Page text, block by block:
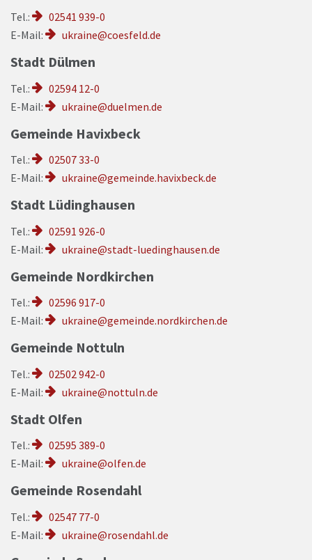
Tel.:
02541 939-0
E-Mail:
ukraine@coesfeld.de
Stadt Dülmen
Tel.:
02594 12-0
E-Mail:
ukraine@duelmen.de
Gemeinde Havixbeck
Tel.:
02507 33-0
E-Mail:
ukraine@gemeinde.havixbeck.de
Stadt Lüdinghausen
Tel.:
02591 926-0
E-Mail:
ukraine@stadt-luedinghausen.de
Gemeinde Nordkirchen
Tel.:
02596 917-0
E-Mail:
ukraine@gemeinde.nordkirchen.de
Gemeinde Nottuln
Tel.:
02502 942-0
E-Mail:
ukraine@nottuln.de
Stadt Olfen
Tel.:
02595 389-0
E-Mail:
ukraine@olfen.de
Gemeinde Rosendahl
Tel.:
02547 77-0
E-Mail:
ukraine@rosendahl.de